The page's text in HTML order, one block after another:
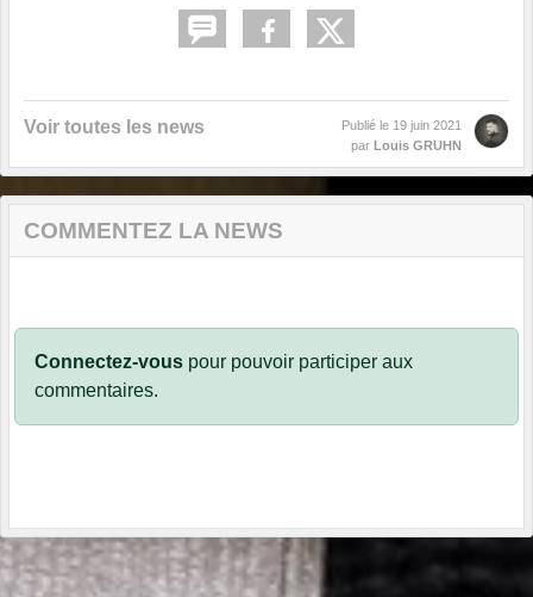
Voir toutes les news Publié le 19 juin 2021
par Louis GRUHN
COMMENTEZ LA NEWS
Connectez-vous pour pouvoir participer aux
commentaires.